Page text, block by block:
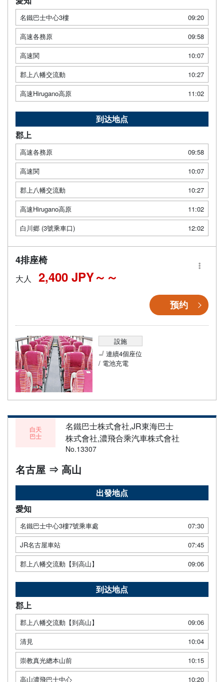
名鐵巴士中心3樓
09:20
高速各務原
09:58
高速関
10:07
郡上八幡交流動
10:27
高速Hirugano高原
11:02
到达地点
郡上
高速各務原
09:58
高速関
10:07
郡上八幡交流動
10:27
高速Hirugano高原
11:02
白川郷 (3號乘車口)
12:02
4排座椅
大人 2,400 JPY～
预约
設施
連續4個座位
/ 電池充電
白天
巴士
名鐵巴士株式會社,JR東海巴士
株式會社,濃飛合乘汽車株式會社
No.13307
名古屋 ⇒ 高山
出發地点
愛知
名鐵巴士中心3樓7號乘車處
07:30
JR名古屋車站
07:45
郡上八幡交流動【到高山】
09:06
到达地点
郡上
郡上八幡交流動【到高山】
09:06
清見
10:04
崇教真光總本山前
10:15
高山濃飛巴士中心
10:20